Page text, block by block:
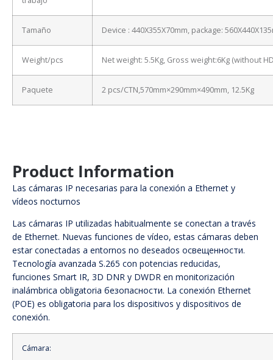
Tamaño Device : 440X355X70mm, package:
Weight/pcs Net weight: 5.5Kg, Gross weight:6Kg (without
Paquete 2 pcs/CTN,570mm×290mm×490mm, 12.5Kg
Product Information
Las cámaras IP necesarias para la conexión a Ethernet y
vídeos nocturnos
Las cámaras IP utilizadas habitualmente se conectan a través
de Ethernet. Nuevas funciones de vídeo, estas cámaras deben
estar conectadas a entornos no deseados освещенности.
Tecnología avanzada S.265 con potencias reducidas,
funciones Smart IR, 3D DNR y DWDR en monitorización
inalámbrica obligatoria безопасности. La conexión Ethernet
(POE) es obligatoria para los dispositivos y dispositivos de
conexión.
Cámara: